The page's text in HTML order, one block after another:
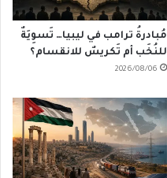
مُبادرةُ ترامب في ليبيا… تَسوِيَةٌ
للنُخَب أم تَكريسٌ للانقسام؟
2026/08/06